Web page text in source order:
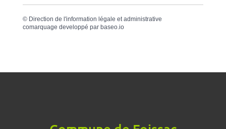
© Direction de l'information légale et administrative
comarquage developpé par baseo.io